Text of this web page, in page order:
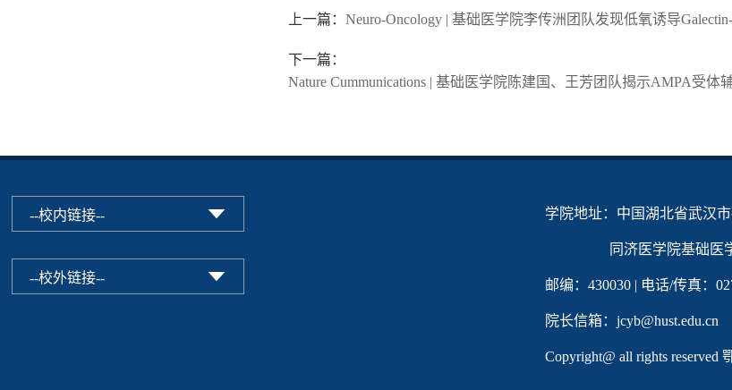
上一篇： Neuro-Oncology | 基础医学院李传洲团队发现低氧诱导
下一篇：
Nature Cummunications | 基础医学院陈建国、王芳团队揭示AMPA受
学院地址：中国湖北省武汉
同济医学院基础医学
邮编：430030 | 电话/传真：
院长信箱：jcyb@hust.edu.cn
Copyright@ all rights reserved